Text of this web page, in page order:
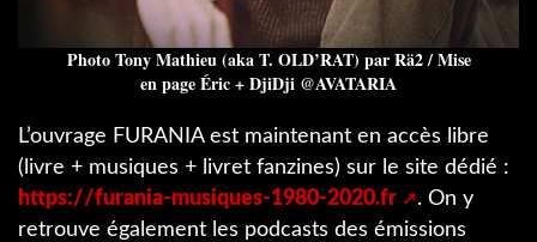
Photo Tony Mathieu (aka T. OLD’RAT) par Rä2 / Mise
en page Éric + DjiDji @AVATARIA
L’ouvrage FURANIA est maintenant en accès libre
(livre + musiques + livret fanzines) sur le site dédié :
https://furania-musiques-1980-2020.fr
. On y
retrouve également les podcasts des émissions